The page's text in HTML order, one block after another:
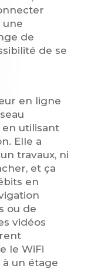
une
de
de se
en ligne
utilisant
Elle a
travaux, ni
et ça
en
ou de
vidéos
le WiFi
un étage